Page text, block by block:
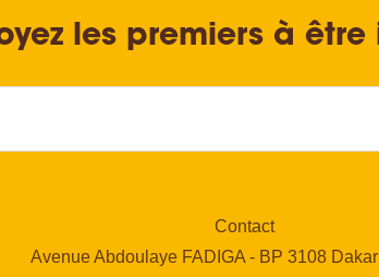
les premiers à
Contact
Avenue Abdoulaye FADIGA - BP 3108 Dakar